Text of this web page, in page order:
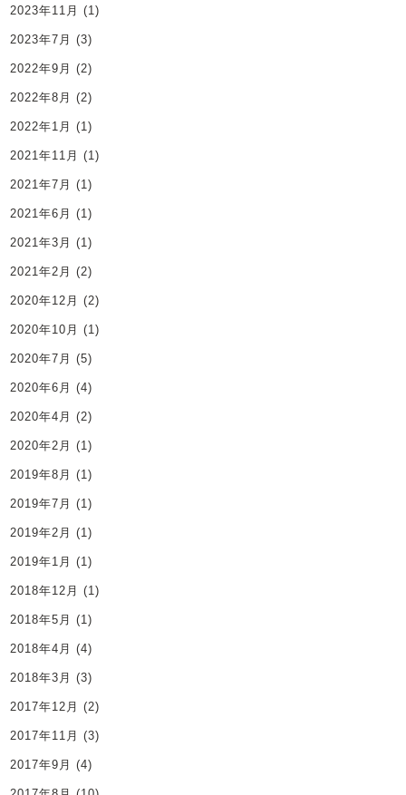
2023年11月 (1)
2023年7月 (3)
2022年9月 (2)
2022年8月 (2)
2022年1月 (1)
2021年11月 (1)
2021年7月 (1)
2021年6月 (1)
2021年3月 (1)
2021年2月 (2)
2020年12月 (2)
2020年10月 (1)
2020年7月 (5)
2020年6月 (4)
2020年4月 (2)
2020年2月 (1)
2019年8月 (1)
2019年7月 (1)
2019年2月 (1)
2019年1月 (1)
2018年12月 (1)
2018年5月 (1)
2018年4月 (4)
2018年3月 (3)
2017年12月 (2)
2017年11月 (3)
2017年9月 (4)